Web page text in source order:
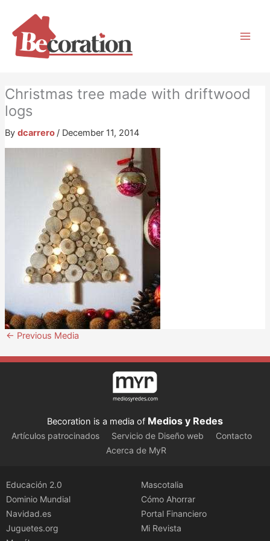
content
Christmas tree made with driftwood
logs
By dcarrero / December 11, 2014
← Previous Media
Becoration is a media of Medios y Redes
Artículos patrocinados Servicio de Diseño web
Contacto
Acerca de MyR
Educación 2.0
Dominio Mundial
Navidad.es
Juguetes.org
Mascotalia
Cómo Ahorrar
Portal Financiero
Mi Revista